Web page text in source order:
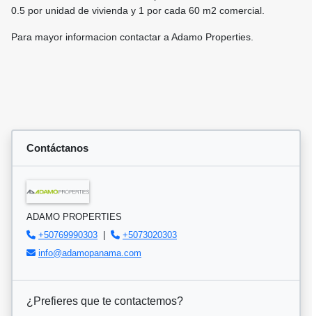
0.5 por unidad de vivienda y 1 por cada 60 m2 comercial.
Para mayor informacion contactar a Adamo Properties.
Contáctanos
ADAMO PROPERTIES
+50769990303 |
+5073020303
info@adamopanama.com
¿Prefieres que te contactemos?